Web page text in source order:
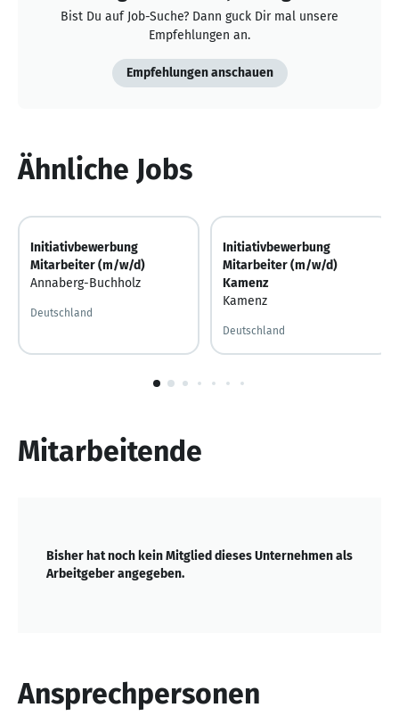
Bist Du auf Job-Suche? Dann guck Dir mal unsere
Empfehlungen an.
Empfehlungen anschauen
Ähnliche Jobs
Initiativbewerbung
Mitarbeiter (m/w/d)
Annaberg-Buchholz
Deutschland
Initiativbewerbung
Mitarbeiter (m/w/d)
Kamenz
Kamenz
Deutschland
1
Mitarbeitende
Bisher hat noch kein Mitglied dieses Unternehmen als
Arbeitgeber angegeben.
Ansprechpersonen